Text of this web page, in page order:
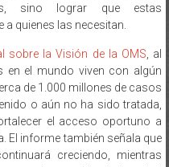
sino lograr que estas
quienes las necesitan.
sobre la Visión de la OMS , al
en el mundo viven con algún
de 1.000 millones de casos
o aún no ha sido tratada,
el acceso oportuno a
El informe también señala que
creciendo, mientras